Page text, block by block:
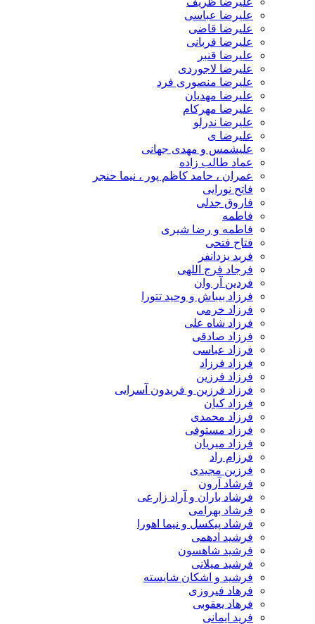
علیرضا عباسی
علیرضا قاضی
علیرضا قربانی
علیرضا قنبر
علیرضا لاجوردی
علیرضا منصوری فرد
علیرضا مهدیان
علیرضا مهرکام
علیرضا ندرلو
علیرضا ی
علیشمس و مهدی جهانی
عماد طالب زاده
عمران ، حامد کاظم پور ، نیما حنجر
فاتح نورایی
فاروق جدلی
فاطمه
فاطمه و رضا شیری
فتاح فتحی
فربد یزدانفر
فرجاد فرج اللهی
فردین آر وان
فرزاد بیباش و وحید تتورا
فرزاد خرمی
فرزاد شاه علی
فرزاد صادقی
فرزاد عباسی
فرزاد فرزاد
فرزاد فرزین
فرزاد فرزین و فریدون آسرایی
فرزاد کیان
فرزاد محمدی
فرزاد مستوفی
فرزاد میریان
فرزام راد
فرزین مجیدی
فرشاد آرون
فرشاد باران و آراد زارعی
فرشاد بهرامی
فرشاد پیکسل و نیما اهورا
فرشید ادهمی
فرشید شاهسون
فرشید میلانی
فرشید و اشکان شایسته
فرهاد فیروزی
فرهاد یعقوبی
فرید ایمانی